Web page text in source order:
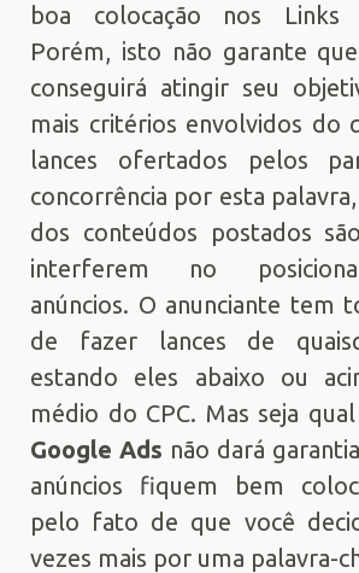
boa colocação nos Links
Porém, isto não garante
conseguirá atingir seu
mais critérios envolvidos do
lances ofertados pelos
concorrência por esta
dos conteúdos postados
interferem no
anúncios. O anunciante tem
de fazer lances de
estando eles abaixo ou
médio do CPC. Mas seja
Google Ads não dará
anúncios fiquem bem
pelo fato de que você
vezes mais por uma palavra-